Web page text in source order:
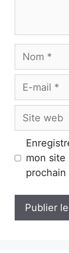
Nom
E-
Site
mon site
prochain